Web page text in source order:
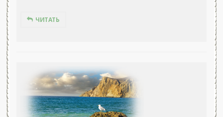
ЧИТАТЬ